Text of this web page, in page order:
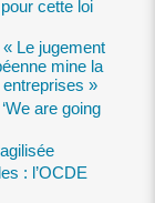
cette loi
« Le jugement
mine la
»
are going
: l’OCDE